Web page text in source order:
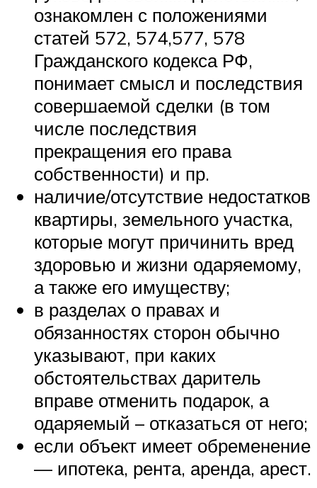
ознакомлен с положениями
статей 572, 574,577, 578
Гражданского кодекса РФ,
понимает смысл и последствия
совершаемой сделки (в том
числе последствия
прекращения его права
собственности) и пр.
наличие/отсутствие недостатков
квартиры, земельного участка,
которые могут причинить вред
здоровью и жизни одаряемому,
а также его имуществу;
в разделах о правах и
обязанностях сторон обычно
указывают, при каких
обстоятельствах даритель
вправе отменить подарок, а
одаряемый – отказаться от него;
если объект имеет обременение
— ипотека, рента, аренда, арест.